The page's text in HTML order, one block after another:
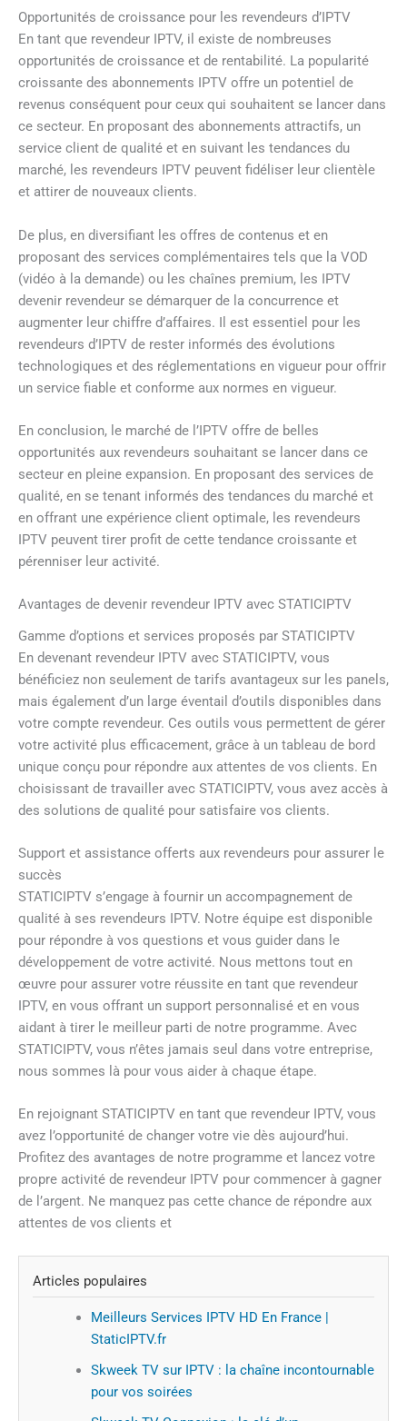
Opportunités de croissance pour les revendeurs d’IPTV
En tant que revendeur IPTV, il existe de nombreuses
opportunités de croissance et de rentabilité. La popularité
croissante des abonnements IPTV offre un potentiel de
revenus conséquent pour ceux qui souhaitent se lancer dans
ce secteur. En proposant des abonnements attractifs, un
service client de qualité et en suivant les tendances du
marché, les revendeurs IPTV peuvent fidéliser leur clientèle
et attirer de nouveaux clients.
De plus, en diversifiant les offres de contenus et en
proposant des services complémentaires tels que la VOD
(vidéo à la demande) ou les chaînes premium, les IPTV
devenir revendeur se démarquer de la concurrence et
augmenter leur chiffre d’affaires. Il est essentiel pour les
revendeurs d’IPTV de rester informés des évolutions
technologiques et des réglementations en vigueur pour offrir
un service fiable et conforme aux normes en vigueur.
En conclusion, le marché de l’IPTV offre de belles
opportunités aux revendeurs souhaitant se lancer dans ce
secteur en pleine expansion. En proposant des services de
qualité, en se tenant informés des tendances du marché et
en offrant une expérience client optimale, les revendeurs
IPTV peuvent tirer profit de cette tendance croissante et
pérenniser leur activité.
Avantages de devenir revendeur IPTV avec STATICIPTV
Gamme d’options et services proposés par STATICIPTV
En devenant revendeur IPTV avec STATICIPTV, vous
bénéficiez non seulement de tarifs avantageux sur les panels,
mais également d’un large éventail d’outils disponibles dans
votre compte revendeur. Ces outils vous permettent de gérer
votre activité plus efficacement, grâce à un tableau de bord
unique conçu pour répondre aux attentes de vos clients. En
choisissant de travailler avec STATICIPTV, vous avez accès à
des solutions de qualité pour satisfaire vos clients.
Support et assistance offerts aux revendeurs pour assurer le
succès
STATICIPTV s’engage à fournir un accompagnement de
qualité à ses revendeurs IPTV. Notre équipe est disponible
pour répondre à vos questions et vous guider dans le
développement de votre activité. Nous mettons tout en
œuvre pour assurer votre réussite en tant que revendeur
IPTV, en vous offrant un support personnalisé et en vous
aidant à tirer le meilleur parti de notre programme. Avec
STATICIPTV, vous n’êtes jamais seul dans votre entreprise,
nous sommes là pour vous aider à chaque étape.
En rejoignant STATICIPTV en tant que revendeur IPTV, vous
avez l’opportunité de changer votre vie dès aujourd’hui.
Profitez des avantages de notre programme et lancez votre
propre activité de revendeur IPTV pour commencer à gagner
de l’argent. Ne manquez pas cette chance de répondre aux
attentes de vos clients et
Articles populaires
Meilleurs Services IPTV HD En France |
StaticIPTV.fr
Skweek TV sur IPTV : la chaîne incontournable
pour vos soirées